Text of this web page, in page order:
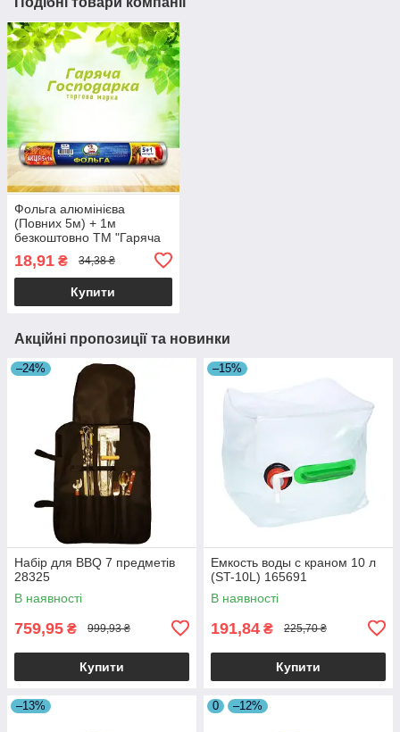
Фольга алюмінієва
(Повних 5м) + 1м
безкоштовно ТМ "Гаряча
Господарка" (28см/9мкм)
90 шт/ящ УБ18-6-44
65324
18,91 ₴ 34,38 ₴
Купити
Акційні пропозиції та новинки
–24%
Набір для BBQ 7 предметів
28325
В наявності
759,95 ₴ 999,93 ₴
Купити
–15%
Емкость воды с краном 10 л
(ST-10L) 165691
В наявності
191,84 ₴ 225,70 ₴
Купити
–13% 0 –12%